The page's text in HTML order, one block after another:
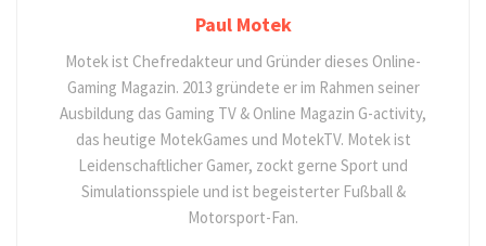
Paul Motek
Motek ist Chefredakteur und Gründer dieses Online-
Gaming Magazin. 2013 gründete er im Rahmen seiner
Ausbildung das Gaming TV & Online Magazin G-activity,
das heutige MotekGames und MotekTV. Motek ist
Leidenschaftlicher Gamer, zockt gerne Sport und
Simulationsspiele und ist begeisterter Fußball &
Motorsport-Fan.